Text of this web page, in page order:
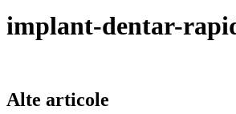
implant-dentar-
Alte articole